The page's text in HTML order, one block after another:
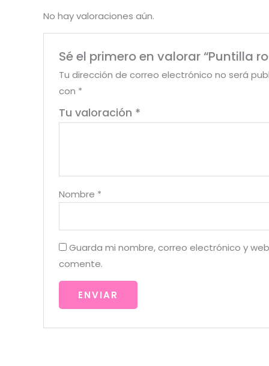
No hay valoraciones aún.
Sé el primero en valorar “Puntilla
Tu dirección de correo electrónico no será
con *
Tu valoración *
Nombre *
Guarda mi nombre, correo electrónico y
comente.